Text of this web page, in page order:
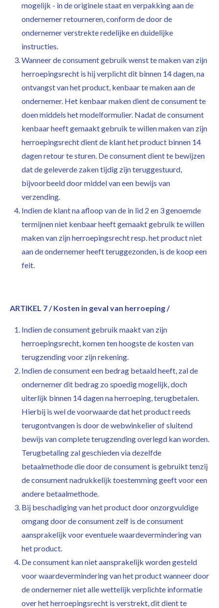
mogelijk - in de originele staat en verpakking aan de
ondernemer retourneren, conform de door de
ondernemer verstrekte redelijke en duidelijke
instructies.
Wanneer de consument gebruik wenst te maken van zijn
herroepingsrecht is hij verplicht dit binnen 14 dagen, na
ontvangst van het product, kenbaar te maken aan de
ondernemer. Het kenbaar maken dient de consument te
doen middels het modelformulier. Nadat de consument
kenbaar heeft gemaakt gebruik te willen maken van zijn
herroepingsrecht dient de klant het product binnen 14
dagen retour te sturen. De consument dient te bewijzen
dat de geleverde zaken tijdig zijn teruggestuurd,
bijvoorbeeld door middel van een bewijs van
verzending.
Indien de klant na afloop van de in lid 2 en 3 genoemde
termijnen niet kenbaar heeft gemaakt gebruik te willen
maken van zijn herroepingsrecht resp. het product niet
aan de ondernemer heeft teruggezonden, is de koop een
feit.
ARTIKEL 7 / Kosten in geval van herroeping /
Indien de consument gebruik maakt van zijn
herroepingsrecht, komen ten hoogste de kosten van
terugzending voor zijn rekening.
Indien de consument een bedrag betaald heeft, zal de
ondernemer dit bedrag zo spoedig mogelijk, doch
uiterlijk binnen 14 dagen na herroeping, terugbetalen.
Hierbij is wel de voorwaarde dat het product reeds
terugontvangen is door de webwinkelier of sluitend
bewijs van complete terugzending overlegd kan worden.
Terugbetaling zal geschieden via dezelfde
betaalmethode die door de consument is gebruikt tenzij
de consument nadrukkelijk toestemming geeft voor een
andere betaalmethode.
Bij beschadiging van het product door onzorgvuldige
omgang door de consument zelf is de consument
aansprakelijk voor eventuele waardevermindering van
het product.
De consument kan niet aansprakelijk worden gesteld
voor waardevermindering van het product wanneer door
de ondernemer niet alle wettelijk verplichte informatie
over het herroepingsrecht is verstrekt, dit dient te